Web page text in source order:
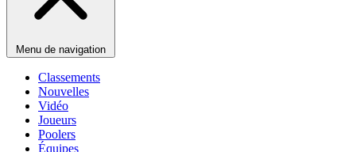
Menu de navigation
Classements
Nouvelles
Vidéo
Joueurs
Poolers
Équipes